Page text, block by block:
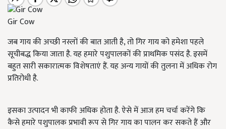
Gir Cow
जब गाय की अच्छी नस्लों की बात आती है, तो गिर गाय को हमेशा पहले
सूचीबद्ध किया जाता है. यह हमारे पशुपालकों की प्राथमिक पसंद है. इसमें
बहुत सारी सकारात्मक विशेषताएं हैं. यह अन्य गायों की तुलना में अधिक रोग
प्रतिरोधी है.
इसका उत्पादन भी काफी अधिक होता है. ऐसे में आज हम चर्चा करेंगे कि
कैसे हमारे पशुपालक प्रभावी रूप से गिर गाय का पालन कर सकते हैं और